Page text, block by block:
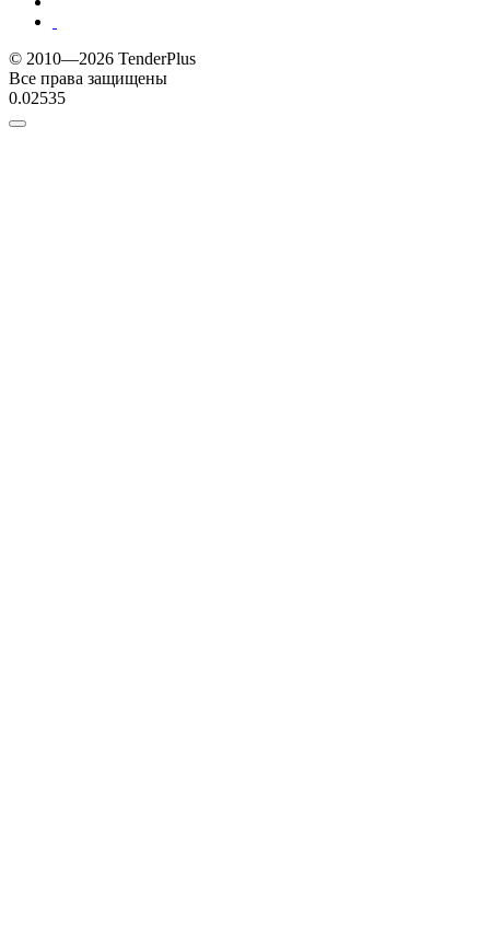
© 2010—2026 TenderPlus
Все права защищены
0.02535